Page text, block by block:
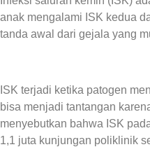
anak mengalami ISK kedua
tanda awal dari gejala yang
ISK terjadi ketika patogen
bisa menjadi tantangan
menyebutkan bahwa ISK
1,1 juta kunjungan poliklinik